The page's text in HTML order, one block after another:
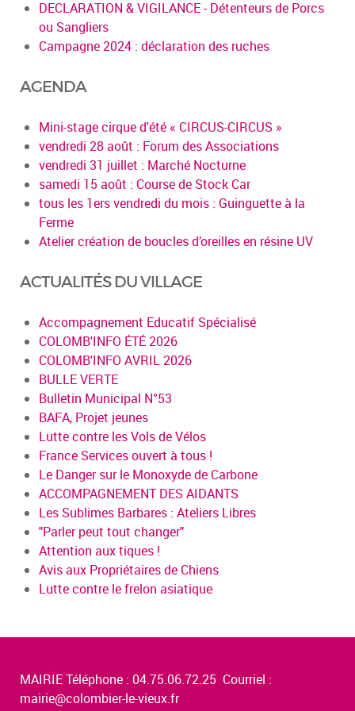
DECLARATION & VIGILANCE - Détenteurs de Porcs
ou Sangliers
Campagne 2024 : déclaration des ruches
AGENDA
Mini-stage cirque d'été « CIRCUS-CIRCUS »
vendredi 28 août : Forum des Associations
vendredi 31 juillet : Marché Nocturne
samedi 15 août : Course de Stock Car
tous les 1ers vendredi du mois : Guinguette à la
Ferme
Atelier création de boucles d’oreilles en résine UV
ACTUALITÉS DU VILLAGE
Accompagnement Educatif Spécialisé
COLOMB'INFO ÉTÉ 2026
COLOMB'INFO AVRIL 2026
BULLE VERTE
Bulletin Municipal N°53
BAFA, Projet jeunes
Lutte contre les Vols de Vélos
France Services ouvert à tous !
Le Danger sur le Monoxyde de Carbone
ACCOMPAGNEMENT DES AIDANTS
Les Sublimes Barbares : Ateliers Libres
"Parler peut tout changer"
Attention aux tiques !
Avis aux Propriétaires de Chiens
Lutte contre le frelon asiatique
MAIRIE Téléphone : 04.75.06.72.25 Courriel :
mairie@colombier-le-vieux.fr